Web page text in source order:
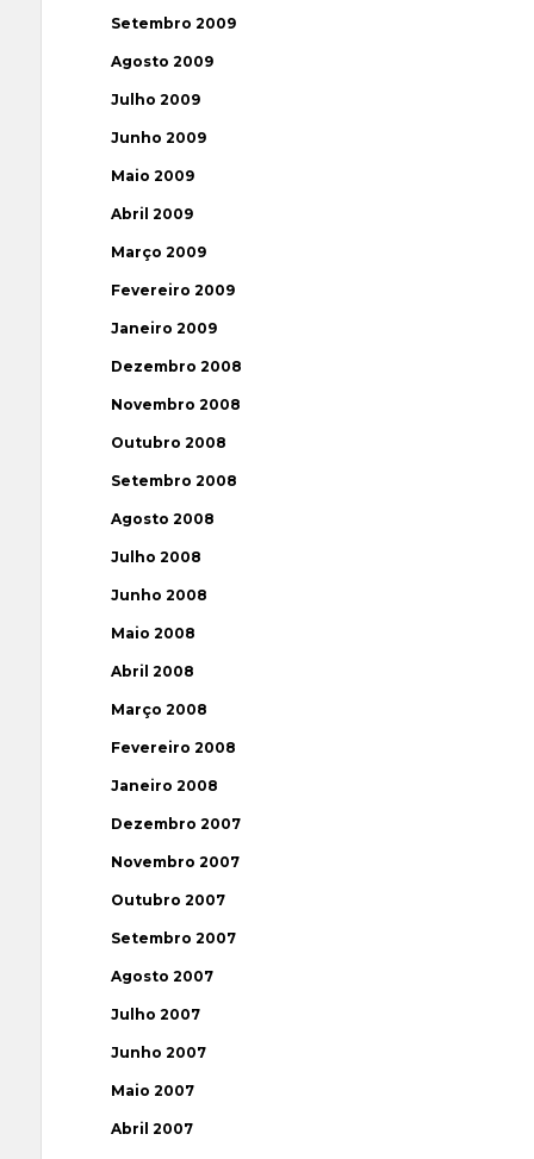
Setembro 2009
Agosto 2009
Julho 2009
Junho 2009
Maio 2009
Abril 2009
Março 2009
Fevereiro 2009
Janeiro 2009
Dezembro 2008
Novembro 2008
Outubro 2008
Setembro 2008
Agosto 2008
Julho 2008
Junho 2008
Maio 2008
Abril 2008
Março 2008
Fevereiro 2008
Janeiro 2008
Dezembro 2007
Novembro 2007
Outubro 2007
Setembro 2007
Agosto 2007
Julho 2007
Junho 2007
Maio 2007
Abril 2007